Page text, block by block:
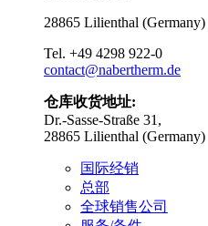
28865 Lilienthal (Germany)
Tel. +49 4298 922-0
contact@nabertherm.de
仓库收货地址:
Dr.-Sasse-Straße 31,
28865 Lilienthal (Germany)
国际经销
总部
全球销售公司